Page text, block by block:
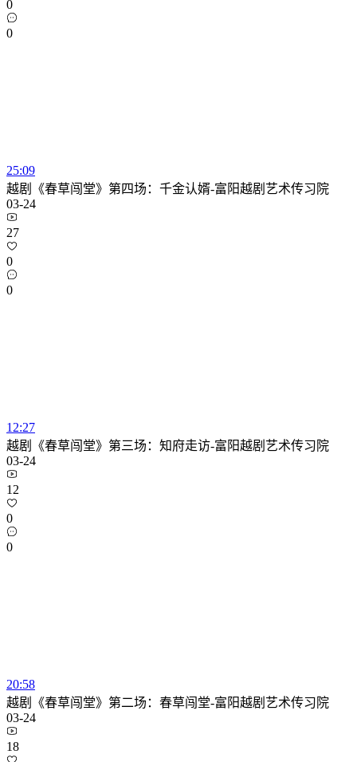
0
0
25:09
越剧《春草闯堂》第四场：千金认婿-富阳越剧艺术传习院
03-24
27
0
0
12:27
越剧《春草闯堂》第三场：知府走访-富阳越剧艺术传习院
03-24
12
0
0
20:58
越剧《春草闯堂》第二场：春草闯堂-富阳越剧艺术传习院
03-24
18